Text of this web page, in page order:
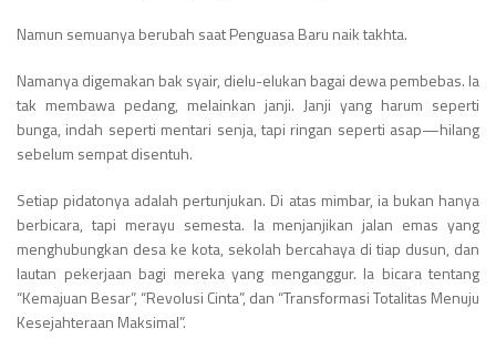
Namun semuanya berubah saat Penguasa Baru naik takhta.
Namanya digemakan bak syair, dielu-elukan bagai dewa pembebas. Ia
tak membawa pedang, melainkan janji. Janji yang harum seperti
bunga, indah seperti mentari senja, tapi ringan seperti asap—hilang
sebelum sempat disentuh.
Setiap pidatonya adalah pertunjukan. Di atas mimbar, ia bukan hanya
berbicara, tapi merayu semesta. Ia menjanjikan jalan emas yang
menghubungkan desa ke kota, sekolah bercahaya di tiap dusun, dan
lautan pekerjaan bagi mereka yang menganggur. Ia bicara tentang
“Kemajuan Besar”, “Revolusi Cinta”, dan “Transformasi Totalitas Menuju
Kesejahteraan Maksimal”.